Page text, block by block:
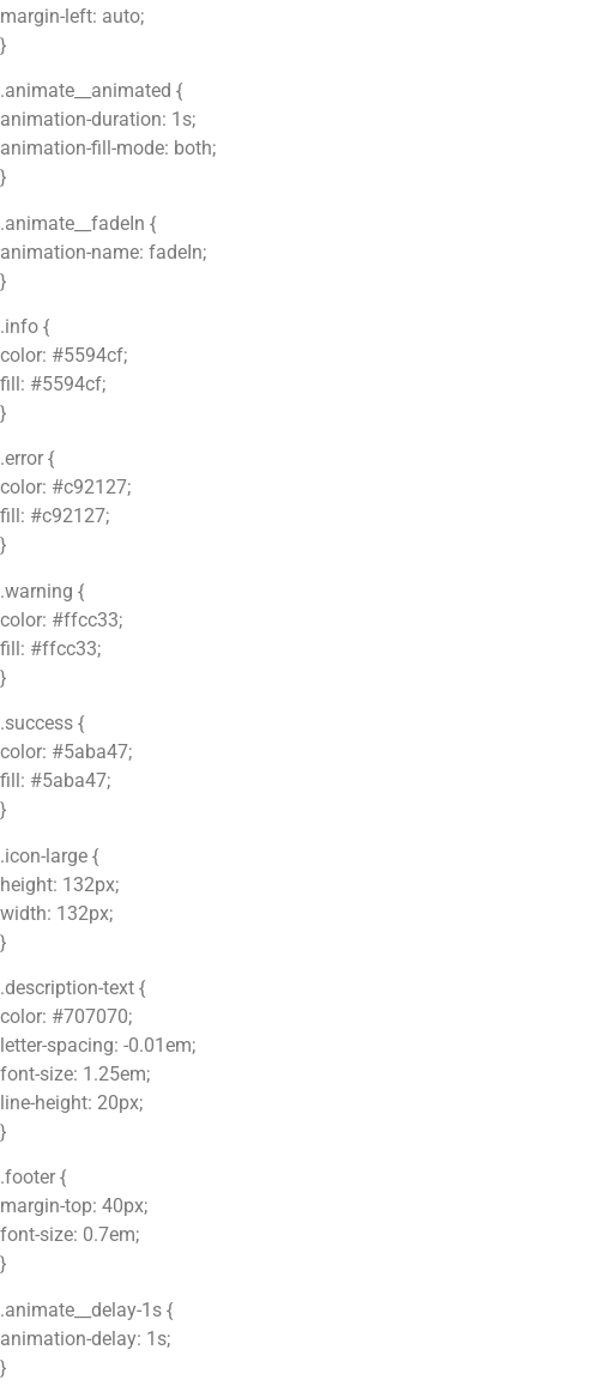
margin-left: auto;
}
.animate__animated {
animation-duration: 1s;
animation-fill-mode: both;
}
.animate__fadeIn {
animation-name: fadeIn;
}
.info {
color: #5594cf;
fill: #5594cf;
}
.error {
color: #c92127;
fill: #c92127;
}
.warning {
color: #ffcc33;
fill: #ffcc33;
}
.success {
color: #5aba47;
fill: #5aba47;
}
.icon-large {
height: 132px;
width: 132px;
}
.description-text {
color: #707070;
letter-spacing: -0.01em;
font-size: 1.25em;
line-height: 20px;
}
.footer {
margin-top: 40px;
font-size: 0.7em;
}
.animate__delay-1s {
animation-delay: 1s;
}